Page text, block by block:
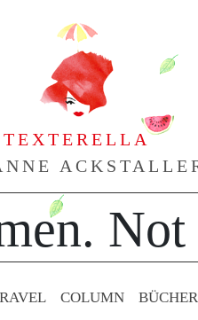
TEXTERELLA
COLUMN BÜCHER